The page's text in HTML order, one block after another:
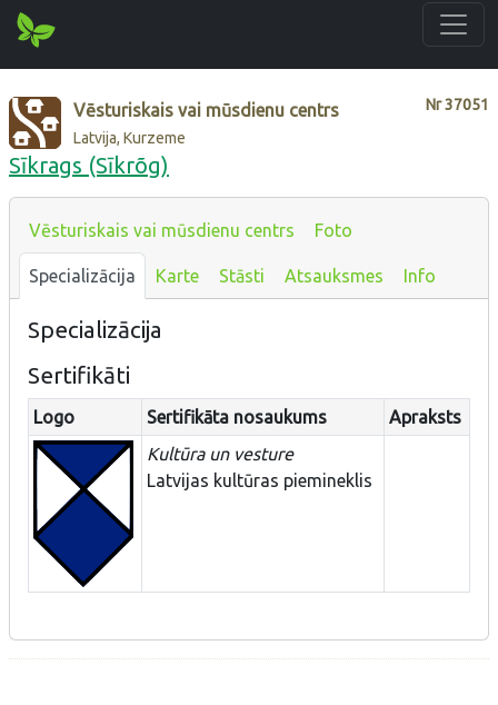
Nr37051
Vēsturiskais vai mūsdienu centrs
Latvija, Kurzeme
Sīkrags (Sīkrõg)
Vēsturiskais vai mūsdienu centrs Foto
Specializācija Karte Stāsti Atsauksmes Info
Specializācija
Sertifikāti
Logo Sertifikāta nosaukums
Apraksts
Kultūra un vesture
Latvijas kultūras piemineklis